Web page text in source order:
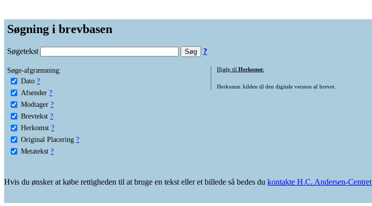
Søgning i brevbasen
Søgetekst ?
Søge-afgrænsning:
Dato ?
Afsender ?
Modtager ?
Brevtekst ?
Herkomst ?
Original Placering ?
Metatekst ?
Hjælp til Herkomst:
Herkomst: kilden til den digitale version af brevet.
Hvis du ønsker at købe rettigheden til at bruge en tekst eller et billede så bedes du kontakte H.C. Andersen-Centret